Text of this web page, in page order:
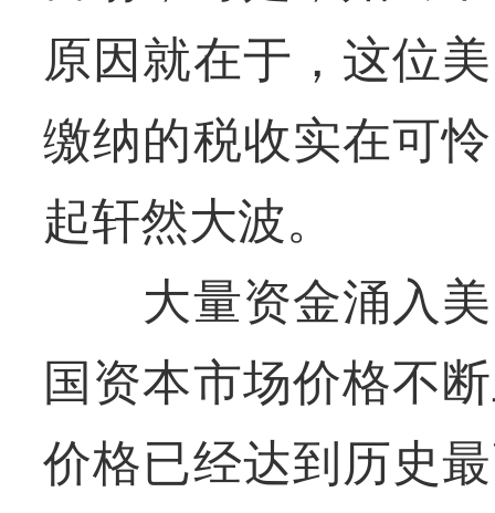
原因就在于，这位
缴纳的税收实在可
起轩然大波。
大量资金涌入美
国资本市场价格不
价格已经达到历史